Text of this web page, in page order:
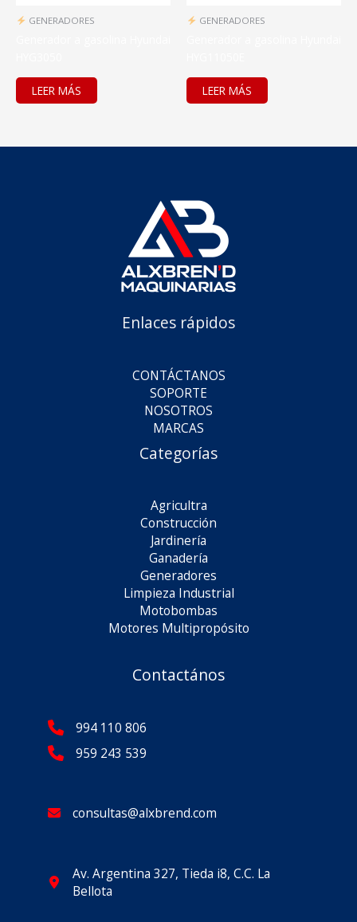
GENERADORES
LEER MÁS
GENERADORES
LEER MÁS
Enlaces rápidos
CONTÁCTANOS
SOPORTE
NOSOTROS
MARCAS
Categorías
Agricultra
Construcción
Jardinería
Ganadería
Generadores
Limpieza Industrial
Motobombas
Motores Multipropósito
Contactános
994 110 806
959 243 539
consultas@alxbrend.com
Av. Argentina 327, Tieda i8, C.C. La
Bellota